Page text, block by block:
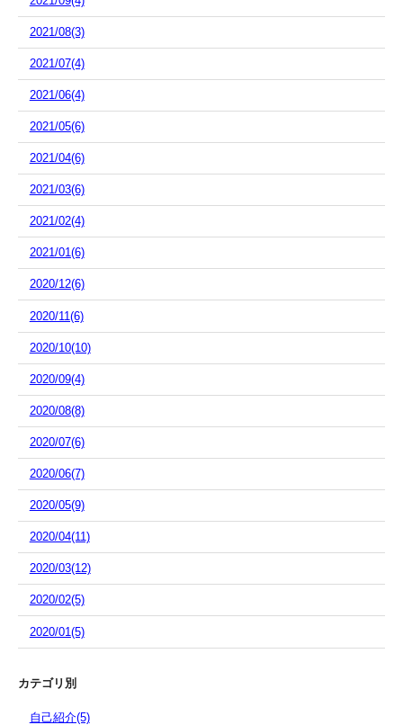
2021/08(3)
2021/07(4)
2021/06(4)
2021/05(6)
2021/04(6)
2021/03(6)
2021/02(4)
2021/01(6)
2020/12(6)
2020/11(6)
2020/10(10)
2020/09(4)
2020/08(8)
2020/07(6)
2020/06(7)
2020/05(9)
2020/04(11)
2020/03(12)
2020/02(5)
2020/01(5)
カテゴリ別
自己紹介(5)